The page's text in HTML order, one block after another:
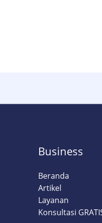
Business
Beranda
Artikel
Layanan
Konsultasi